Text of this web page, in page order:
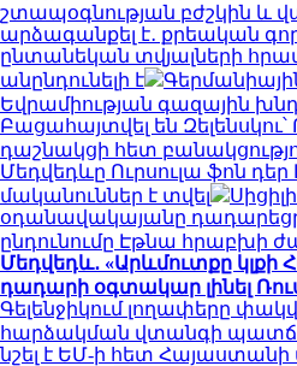
շտապօգնության բժշկին և
արձագանքել է․ քրեական
ընտանեկան տվյալների
անընդունելի է
Եվրամիության գազային
Բացահայտվել են
դաշնակցի հետ
Մեդվեդևը Ուրսուլա ֆոն
մականուններ է տվել
օդանավակայանը
ընդունումը Էթնա հրաբխի
Մեդվեդև․ «Արևմուտքը կլքի
դադարի օգտակար լինել
Գելենջիկում լողափերը
հարձակման վտանգի
նշել է ԵՄ-ի հետ